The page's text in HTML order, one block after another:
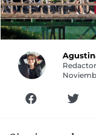
Redactor